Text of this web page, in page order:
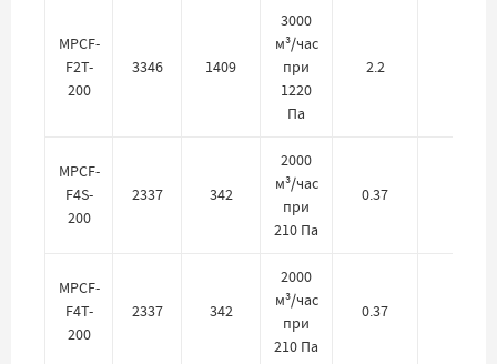
MPCF-
F2T-
200
3346 1409
3000
м³/час
при
1220
Па
2.2
MPCF-
F4S-
200
2337 342
2000
м³/час
при
210 Па
0.37
MPCF-
F4T-
200
2337 342
2000
м³/час
при
210 Па
0.37